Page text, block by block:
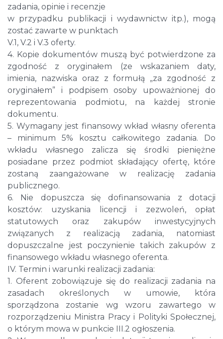
zadania, opinie i recenzje
w przypadku publikacji i wydawnictw itp.), mogą
zostać zawarte w punktach
V.1, V.2 i V.3 oferty.
4. Kopie dokumentów muszą być potwierdzone za
zgodność z oryginałem (ze wskazaniem daty,
imienia, nazwiska oraz z formułą „za zgodność z
oryginałem” i podpisem osoby upoważnionej do
reprezentowania podmiotu, na każdej stronie
dokumentu.
5. Wymagany jest finansowy wkład własny oferenta
– minimum 5% kosztu całkowitego zadania. Do
wkładu własnego zalicza się środki pieniężne
posiadane przez podmiot składający ofertę, które
zostaną zaangażowane w realizację zadania
publicznego.
6. Nie dopuszcza się dofinansowania z dotacji
kosztów: uzyskania licencji i zezwoleń, opłat
statutowych oraz zakupów inwestycyjnych
związanych z realizacją zadania, natomiast
dopuszczalne jest poczynienie takich zakupów z
finansowego wkładu własnego oferenta.
IV. Termin i warunki realizacji zadania:
1. Oferent zobowiązuje się do realizacji zadania na
zasadach określonych w umowie, która
sporządzona zostanie wg wzoru zawartego w
rozporządzeniu Ministra Pracy i Polityki Społecznej,
o którym mowa w punkcie III.2 ogłoszenia.